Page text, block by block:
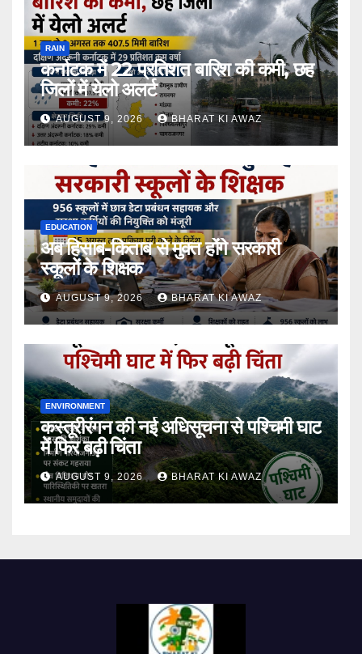
RAIN
कर्नाटक में 22 प्रतिशत बारिश की कमी, छह
जिलों में येलो अलर्ट
AUGUST 9, 2026 BHARAT KI AWAZ
EDUCATION
अब हिसाब-किताब से मुक्त होंगे सरकारी
स्कूलों के शिक्षक
AUGUST 9, 2026 BHARAT KI AWAZ
ENVIRONMENT
कस्तूरीरंगन की नई अधिसूचना से पश्चिमी घाट
में फिर बढ़ी चिंता
AUGUST 9, 2026 BHARAT KI AWAZ